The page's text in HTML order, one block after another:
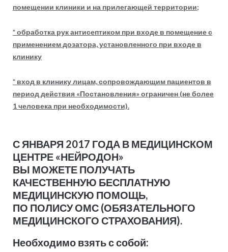
помещении клиники и на прилегающей территории;
* обработка рук антисептиком при входе в помещение с
применением дозатора, установленного при входе в
клинику
* вход в клинику лицам, сопровождающим пациентов в
период действия «Постановления» ограничен (не более
1 человека при необходимости).
С ЯНВАРЯ 2017 ГОДА В МЕДИЦИНСКОМ
ЦЕНТРЕ «НЕЙРОДОН»
ВЫ МОЖЕТЕ ПОЛУЧАТЬ
КАЧЕСТВЕННУЮ БЕСПЛАТНУЮ
МЕДИЦИНСКУЮ ПОМОЩЬ,
ПО ПОЛИСУ ОМС (ОБЯЗАТЕЛЬНОГО
МЕДИЦИНСКОГО СТРАХОВАНИЯ).
Необходимо взять с собой: